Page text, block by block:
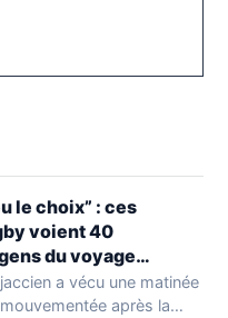
le choix” : ces
voient 40
du voyage
leur stade, ils les
d’1 heure
a vécu une matinée
après la